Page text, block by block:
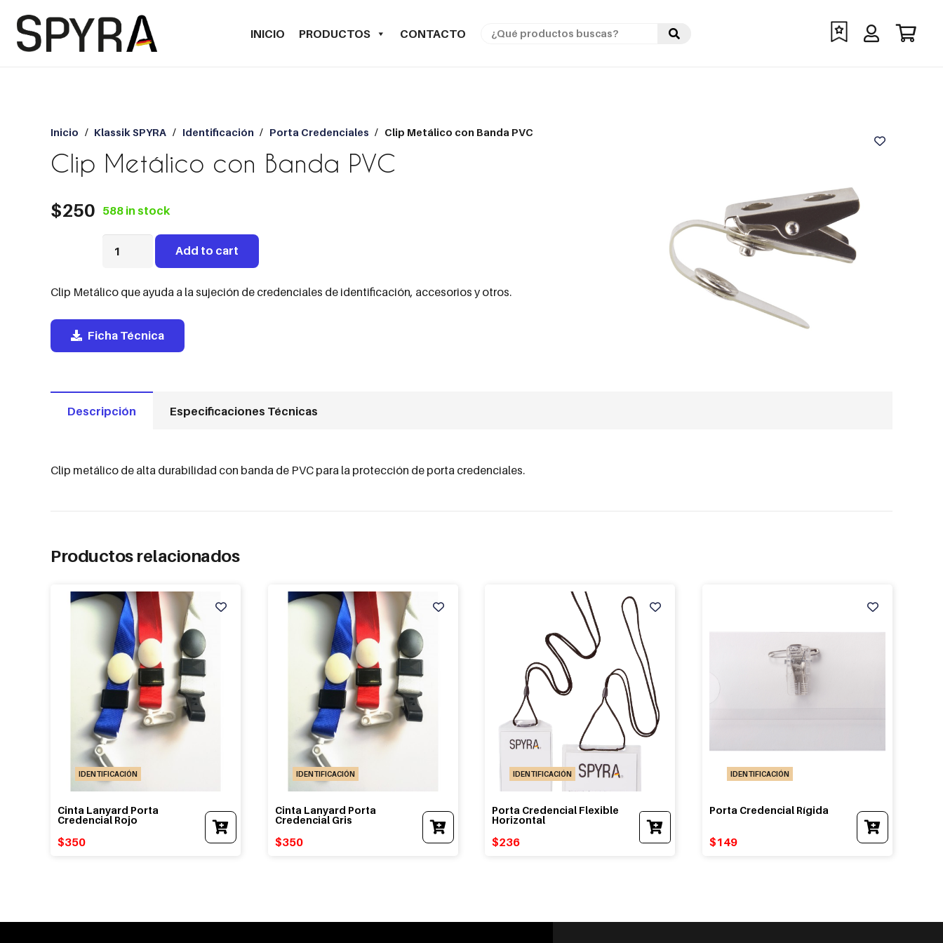
INICIO PRODUCTOS CONTACTO
Inicio / Klassik SPYRA / Identificación / Porta Credenciales / Clip Metálico con Banda PVC
Clip Metálico con Banda PVC
$250 588 in stock
Metálico
PVC
Add to cart
Clip Metálico que ayuda a la sujeción de credenciales de identificación, accesorios y otros.
Ficha Técnica
Descripción Especificaciones Técnicas
Clip metálico de alta durabilidad con banda de PVC para la protección de porta credenciales.
Productos relacionados
IDENTIFICACIÓN
Cinta Lanyard Porta
Credencial Rojo
$350
IDENTIFICACIÓN
Cinta Lanyard Porta
Credencial Gris
$350
IDENTIFICACIÓN
Porta Credencial Flexible
Horizontal
$236
IDENTIFICACIÓN
Porta Credencial Rígida
$149